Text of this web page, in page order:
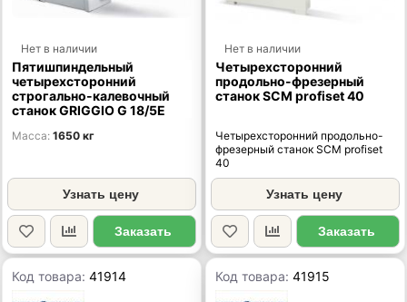
Нет в наличии
Пятишпиндельный
четырехсторонний
строгально-калевочный
станок GRIGGIO G 18/5E
Масса 1650 кг
Узнать цену
Заказать
Нет в наличии
Четырехсторонний
продольно-фрезерный
станок SCM profiset 40
Четырехсторонний продольно-
фрезерный станок SCM profiset
40
Узнать цену
Заказать
Код товара:41914 Код товара:41915